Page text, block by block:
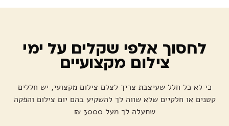
לחסוך אלפי שקלים על ימי
צילום מקצועיים
כי לא כל חלל שעיצבת צריך לצלם צילום מקצועי, יש חללים
קטנים או חלקיים שלא שווה לך להשקיע בהם יום צילום והפקה
שתעלה לך מעל 3000 ₪